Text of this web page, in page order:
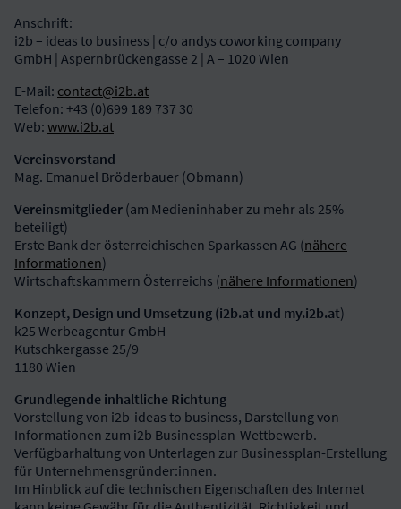
Anschrift:
i2b – ideas to business | c/o andys coworking company
GmbH | Aspernbrückengasse 2 | A – 1020 Wien
E-Mail: contact@i2b.at
Telefon: +43 (0)699 189 737 30
Web: www.i2b.at
Vereinsvorstand
Mag. Emanuel Bröderbauer (Obmann)
Vereinsmitglieder (am Medieninhaber zu mehr als 25%
beteiligt)
Erste Bank der österreichischen Sparkassen AG (nähere
Informationen)
Wirtschaftskammern Österreichs (nähere Informationen)
Konzept, Design und Umsetzung (i2b.at und my.i2b.at)
k25 Werbeagentur GmbH
Kutschkergasse 25/9
1180 Wien
Grundlegende inhaltliche Richtung
Vorstellung von i2b-ideas to business, Darstellung von
Informationen zum i2b Businessplan-Wettbewerb.
Verfügbarhaltung von Unterlagen zur Businessplan-Erstellung
für Unternehmensgründer:innen.
Im Hinblick auf die technischen Eigenschaften des Internet